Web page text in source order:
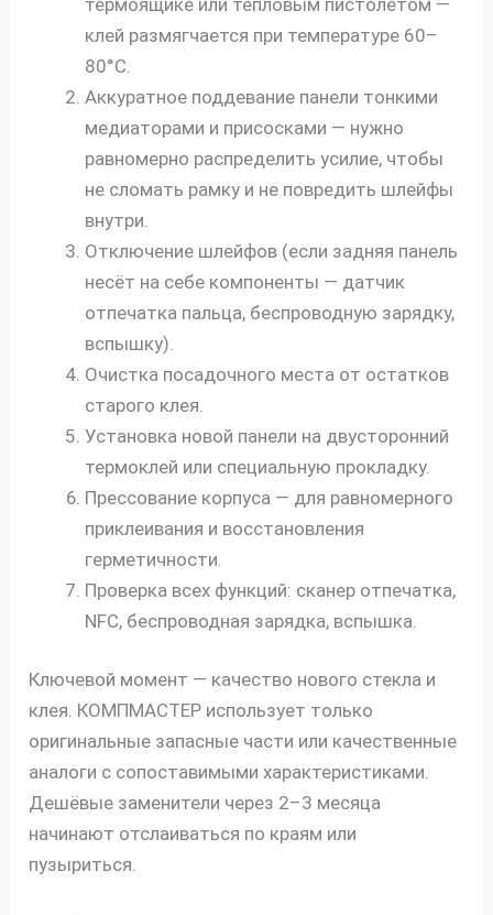
клей размягчается при температуре 60–
80°C.
Аккуратное поддевание панели тонкими
медиаторами и присосками — нужно
равномерно распределить усилие, чтобы
не сломать рамку и не повредить шлейфы
внутри.
Отключение шлейфов (если задняя панель
несёт на себе компоненты — датчик
отпечатка пальца, беспроводную зарядку,
вспышку).
Очистка посадочного места от остатков
старого клея.
Установка новой панели на двусторонний
термоклей или специальную прокладку.
Прессование корпуса — для равномерного
приклеивания и восстановления
герметичности.
Проверка всех функций: сканер отпечатка,
NFC, беспроводная зарядка, вспышка.
Ключевой момент — качество нового стекла и
клея. КОМПМАСТЕР использует только
оригинальные запасные части или качественные
аналоги с сопоставимыми характеристиками.
Дешёвые заменители через 2–3 месяца
начинают отслаиваться по краям или
пузыриться.